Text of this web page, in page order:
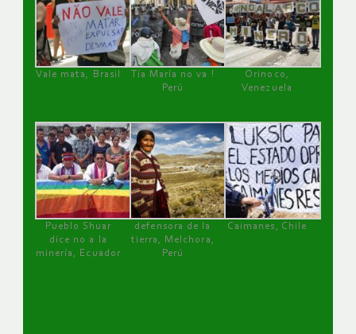
Vale mata, Brasil
Tía María no va !
Perú
Orinoco,
Venezuela
Pueblo Shuar
dice no a la
minería, Ecuador
defensora de la
tierra, Melchora,
Perú
Caimanes, Chile